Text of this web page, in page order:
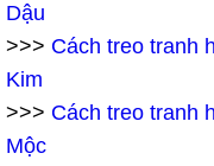
Dậu
>>> Cách treo tranh
Kim
>>> Cách treo tranh
Mộc